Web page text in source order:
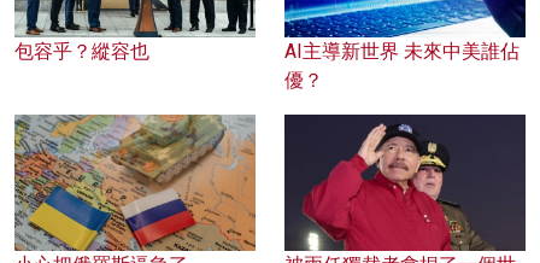
包容乎？縱容也
AI主導新世界 未來中美誰佔
優？